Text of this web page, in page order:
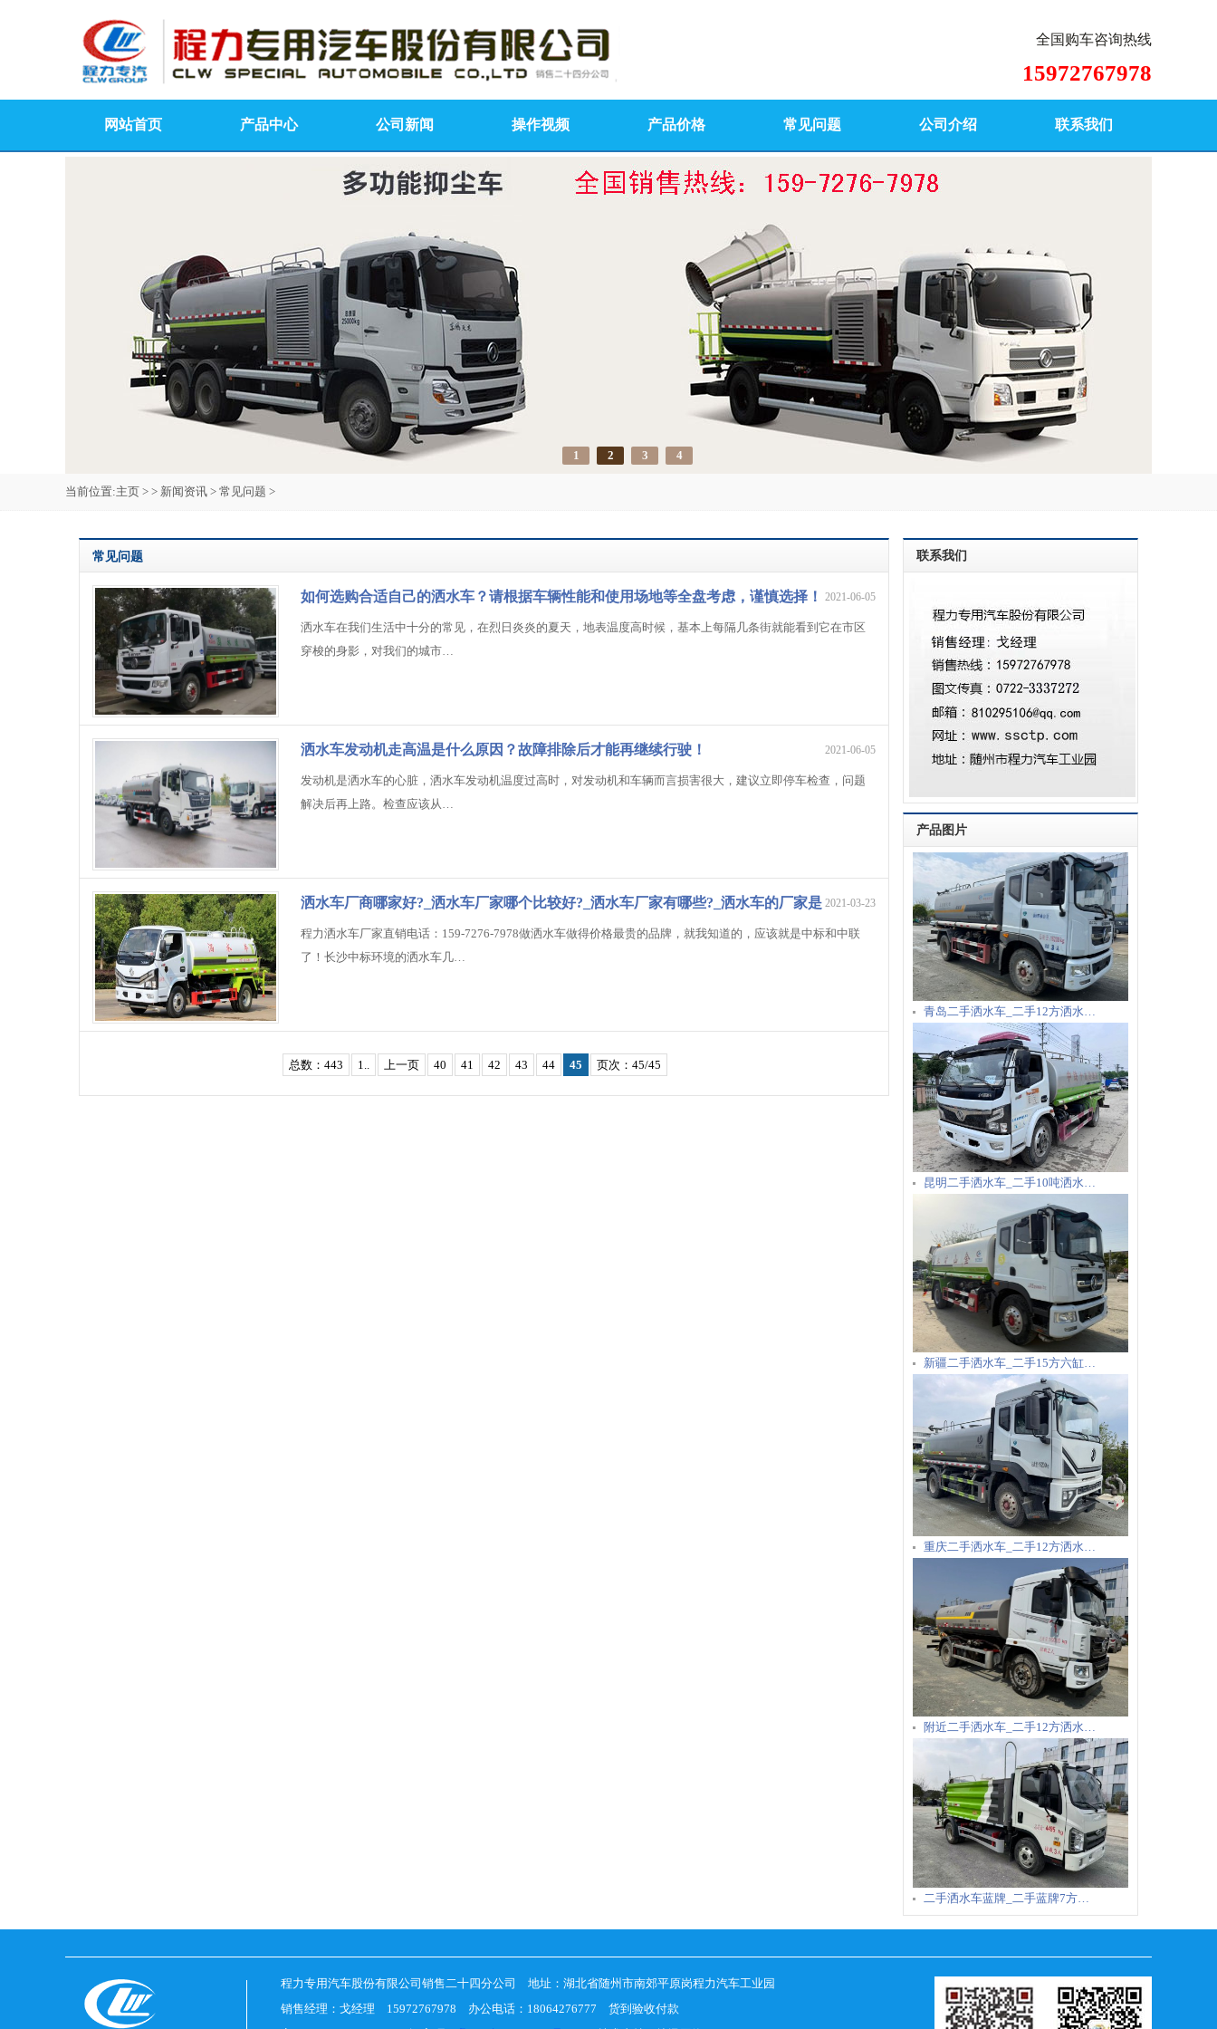
全国购车咨询热线
15972767978
网站首页 产品中心 公司新闻 操作视频 产品价格 常见问题 公司介绍 联系我们
1 2 3 4
当前位置:主页 > > 新闻资讯 > 常见问题 >
联系我们
产品图片
青岛二手洒水车_二手12方洒水…
昆明二手洒水车_二手10吨洒水…
新疆二手洒水车_二手15方六缸…
重庆二手洒水车_二手12方洒水…
附近二手洒水车_二手12方洒水…
二手洒水车蓝牌_二手蓝牌7方…
常见问题
2021-06-05
如何选购合适自己的洒水车？请根据车辆性能和使用场地等全盘考虑，谨慎选择！
洒水车在我们生活中十分的常见，在烈日炎炎的夏天，地表温度高时候，基本上每隔几条街就能看到它在市区
穿梭的身影，对我们的城市…
2021-06-05
洒水车发动机走高温是什么原因？故障排除后才能再继续行驶！
发动机是洒水车的心脏，洒水车发动机温度过高时，对发动机和车辆而言损害很大，建议立即停车检查，问题
解决后再上路。检查应该从…
2021-03-23
洒水车厂商哪家好?_洒水车厂家哪个比较好?_洒水车厂家有哪些?_洒水车的厂家是
哪里?
程力洒水车厂家直销电话：159-7276-7978做洒水车做得价格最贵的品牌，就我知道的，应该就是中标和中联
了！长沙中标环境的洒水车几…
总数：443 1.. 上一页 40 41 42 43 44 45 页次：45/45
程力专用汽车股份有限公司销售二十四分公司 地址：湖北省随州市南郊平原岗程力汽车工业园
销售经理：戈经理 15972767978 办公电话：18064276777 货到验收付款